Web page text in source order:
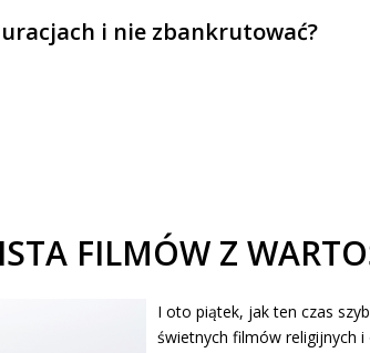
i nie zbankrutować?
FILMÓW Z
I oto piątek, jak ten czas
świetnych filmów religijnych